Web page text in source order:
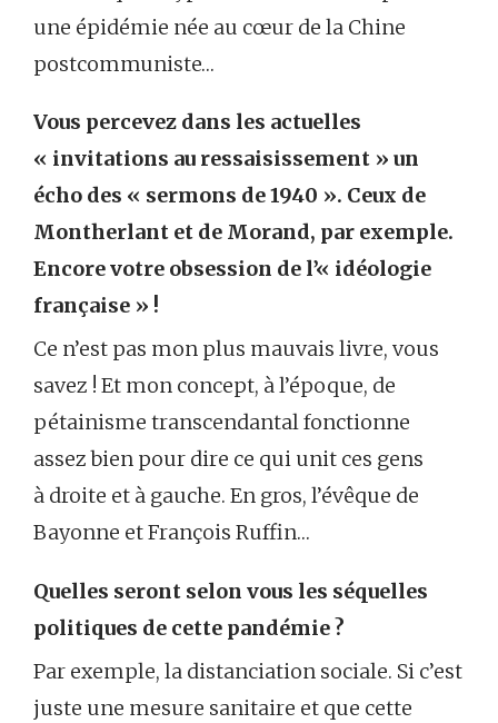
une épidémie née au cœur de la Chine
postcommuniste…
Vous percevez dans les actuelles
« invitations au ressaisissement » un
écho des « sermons de 1940 ». Ceux de
Montherlant et de Morand, par exemple.
Encore votre obsession de l’« idéologie
française » !
Ce n’est pas mon plus mauvais livre, vous
savez ! Et mon concept, à l’époque, de
pétainisme transcendantal fonctionne
assez bien pour dire ce qui unit ces gens
à droite et à gauche. En gros, l’évêque de
Bayonne et François Ruffin…
Quelles seront selon vous les séquelles
politiques de cette pandémie ?
Par exemple, la distanciation sociale. Si c’est
juste une mesure sanitaire et que cette